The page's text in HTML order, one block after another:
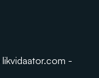
likvidaator.com -